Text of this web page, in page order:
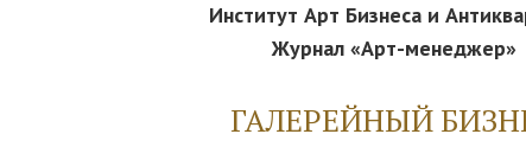
Институт Арт Бизнеса и
Журнал «Арт-менеджер»
ГАЛЕРЕЙНЫЙ